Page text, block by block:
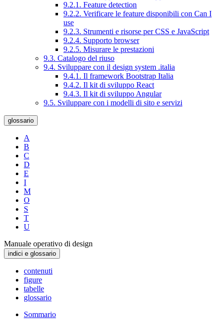
9.2.1. Feature detection
9.2.2. Verificare le feature disponibili con Can I
use
9.2.3. Strumenti e risorse per CSS e JavaScript
9.2.4. Supporto browser
9.2.5. Misurare le prestazioni
9.3. Catalogo del riuso
9.4. Sviluppare con il design system .italia
9.4.1. Il framework Bootstrap Italia
9.4.2. Il kit di sviluppo React
9.4.3. Il kit di sviluppo Angular
9.5. Sviluppare con i modelli di sito e servizi
glossario
A
B
C
D
E
I
M
O
S
T
U
Manuale operativo di design
indici e glossario
contenuti
figure
tabelle
glossario
Sommario